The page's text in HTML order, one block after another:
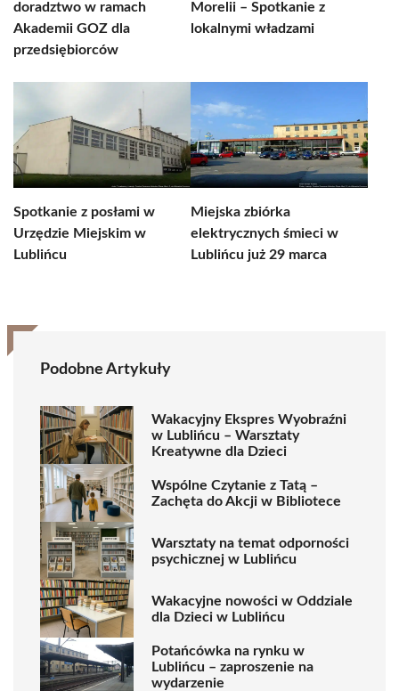
doradztwo w ramach
Akademii GOZ dla
przedsiębiorców
Morelii – Spotkanie z
lokalnymi władzami
Spotkanie z posłami w
Urzędzie Miejskim w
Lublińcu
Miejska zbiórka
elektrycznych śmieci w
Lublińcu już 29 marca
Podobne Artykuły
Wakacyjny Ekspres Wyobraźni
w Lublińcu – Warsztaty
Kreatywne dla Dzieci
Wspólne Czytanie z Tatą –
Zachęta do Akcji w Bibliotece
Warsztaty na temat odporności
psychicznej w Lublińcu
Wakacyjne nowości w Oddziale
dla Dzieci w Lublińcu
Potańcówka na rynku w
Lublińcu – zaproszenie na
wydarzenie